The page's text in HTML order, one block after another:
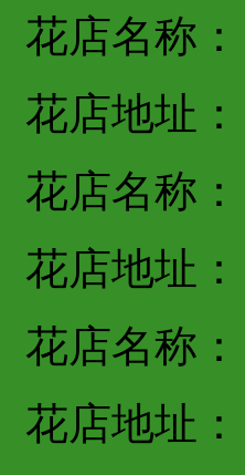
花店名称：
花店地址：
花店名称：
花店地址：
花店名称：
花店地址：